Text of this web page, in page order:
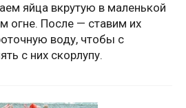
яйца вкрутую в маленькой
огне. После — ставим их
воду, чтобы с
с них скорлупу.